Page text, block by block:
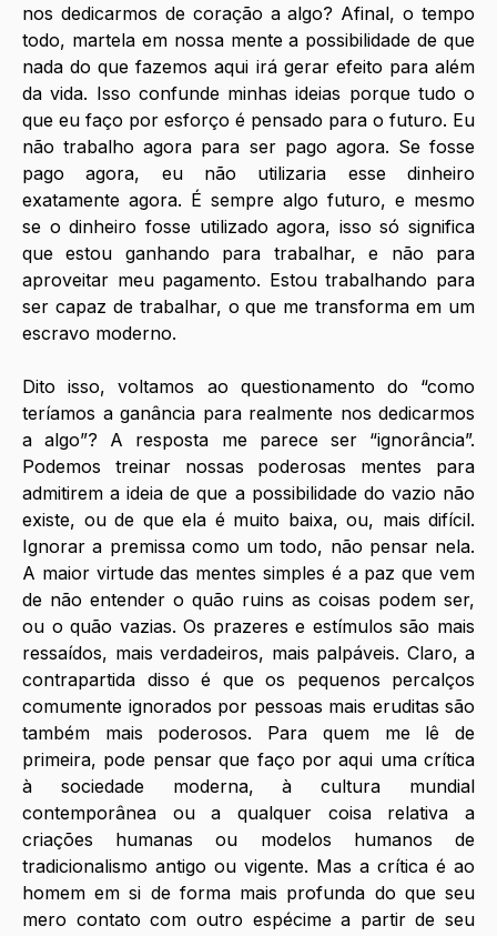
nos dedicarmos de coração a algo? Afinal, o tempo
todo, martela em nossa mente a possibilidade de que
nada do que fazemos aqui irá gerar efeito para além
da vida. Isso confunde minhas ideias porque tudo o
que eu faço por esforço é pensado para o futuro. Eu
não trabalho agora para ser pago agora. Se fosse
pago agora, eu não utilizaria esse dinheiro
exatamente agora. É sempre algo futuro, e mesmo
se o dinheiro fosse utilizado agora, isso só significa
que estou ganhando para trabalhar, e não para
aproveitar meu pagamento. Estou trabalhando para
ser capaz de trabalhar, o que me transforma em um
escravo moderno.
Dito isso, voltamos ao questionamento do “como
teríamos a ganância para realmente nos dedicarmos
a algo”? A resposta me parece ser “ignorância”.
Podemos treinar nossas poderosas mentes para
admitirem a ideia de que a possibilidade do vazio não
existe, ou de que ela é muito baixa, ou, mais difícil.
Ignorar a premissa como um todo, não pensar nela.
A maior virtude das mentes simples é a paz que vem
de não entender o quão ruins as coisas podem ser,
ou o quão vazias. Os prazeres e estímulos são mais
ressaídos, mais verdadeiros, mais palpáveis. Claro, a
contrapartida disso é que os pequenos percalços
comumente ignorados por pessoas mais eruditas são
também mais poderosos. Para quem me lê de
primeira, pode pensar que faço por aqui uma crítica
à sociedade moderna, à cultura mundial
contemporânea ou a qualquer coisa relativa a
criações humanas ou modelos humanos de
tradicionalismo antigo ou vigente. Mas a crítica é ao
homem em si de forma mais profunda do que seu
mero contato com outro espécime a partir de seu